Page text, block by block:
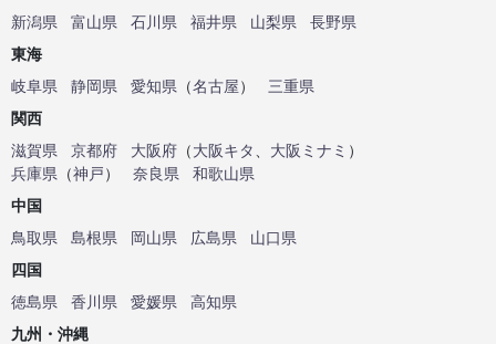
新潟県
富山県 石川県 福井県 山梨県
長野県
東海
岐阜県
静岡県 愛知県 （名古屋）
三重県
関西
滋賀県
京都府 大阪府 （大阪キタ 大阪ミナミ ）
兵庫県 （神戸） 奈良県
和歌山県
中国
鳥取県
島根県 岡山県 広島県
山口県
四国
徳島県
香川県 愛媛県
高知県
九州・沖縄